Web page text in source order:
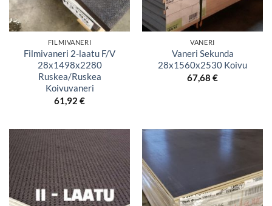
FILMIVANERI
Filmivaneri 2-laatu F/V
28x1498x2280
Ruskea/Ruskea
Koivuvaneri
61,92 €
VANERI
Vaneri Sekunda
28x1560x2530 Koivu
67,68 €